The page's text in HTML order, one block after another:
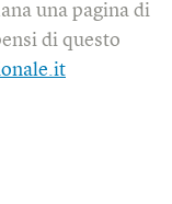
una pagina di
di questo